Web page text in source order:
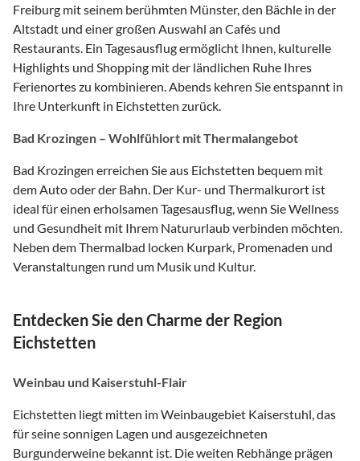
Freiburg mit seinem berühmten Münster, den Bächle in der
Altstadt und einer großen Auswahl an Cafés und
Restaurants. Ein Tagesausflug ermöglicht Ihnen, kulturelle
Highlights und Shopping mit der ländlichen Ruhe Ihres
Ferienortes zu kombinieren. Abends kehren Sie entspannt in
Ihre Unterkunft in Eichstetten zurück.
Bad Krozingen – Wohlfühlort mit Thermalangebot
Bad Krozingen erreichen Sie aus Eichstetten bequem mit
dem Auto oder der Bahn. Der Kur- und Thermalkurort ist
ideal für einen erholsamen Tagesausflug, wenn Sie Wellness
und Gesundheit mit Ihrem Natururlaub verbinden möchten.
Neben dem Thermalbad locken Kurpark, Promenaden und
Veranstaltungen rund um Musik und Kultur.
Entdecken Sie den Charme der Region
Eichstetten
Weinbau und Kaiserstuhl-Flair
Eichstetten liegt mitten im Weinbaugebiet Kaiserstuhl, das
für seine sonnigen Lagen und ausgezeichneten
Burgunderweine bekannt ist. Die weiten Rebhänge prägen